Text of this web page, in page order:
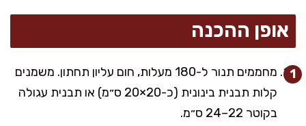
אופן ההכנה
מחממים תנור ל-180 מעלות, חום עליון תחתון. משמנים
קלות תבנית בינונית (כ-20×20 ס״מ) או תבנית עגולה
בקוטר 22–24 ס״מ.